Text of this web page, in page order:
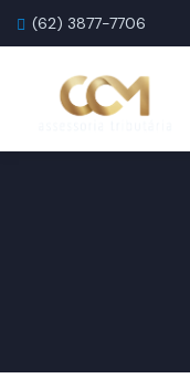
(62) 3877-7706